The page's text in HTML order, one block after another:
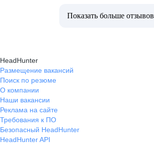
Показать больше отзывов
HeadHunter
Размещение вакансий
Поиск по резюме
О компании
Наши вакансии
Реклама на сайте
Требования к ПО
Безопасный HeadHunter
HeadHunter API